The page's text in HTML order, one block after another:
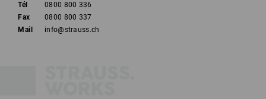
Tél
0800 800 336
Fax
0800 800 337
Mail
info@strauss.ch